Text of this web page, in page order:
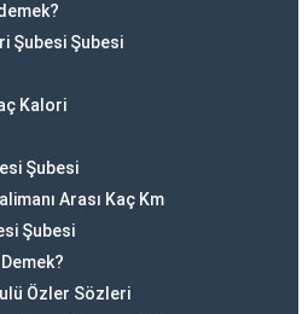
Şubesi Şubesi
Kalori
Şubesi
Arası Kaç Km
Şubesi
Özler Sözleri